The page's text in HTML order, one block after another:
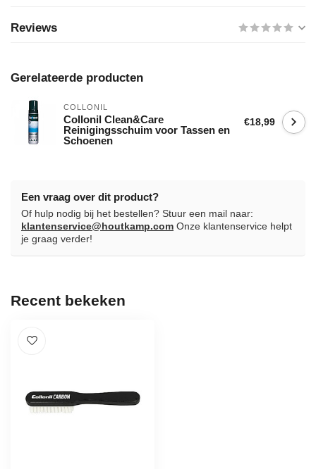
Reviews
Gerelateerde producten
COLLONIL
Collonil Clean&Care
Reinigingsschuim voor Tassen en
Schoenen
€18,99
Een vraag over dit product?
Of hulp nodig bij het bestellen? Stuur een mail naar:
klantenservice@houtkamp.com Onze klantenservice helpt
je graag verder!
Recent bekeken